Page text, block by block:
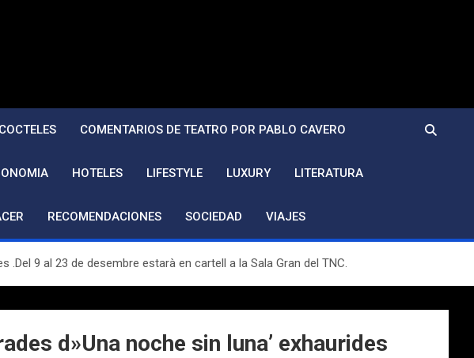
COCTELES COMENTARIOS DE TEATRO POR PABLO CAVERO
HOTELES LIFESTYLE LUXURY LITERATURA
RECOMENDACIONES SOCIEDAD VIAJES
9 al 23 de desembre estarà en cartell a la Sala Gran del TNC.
d»Una noche sin luna’ exhaurides